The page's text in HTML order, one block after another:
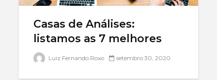
Casas de Análises:
listamos as 7 melhores
Luiz Fernando Roxo setembro 30, 2020
Qual a melhor
investimentos?
qual é o risco do
opções?
precisa